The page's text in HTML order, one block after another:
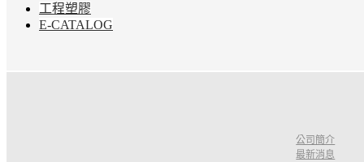
工程塑膠
E-CATALOG
公司簡介
最新消息